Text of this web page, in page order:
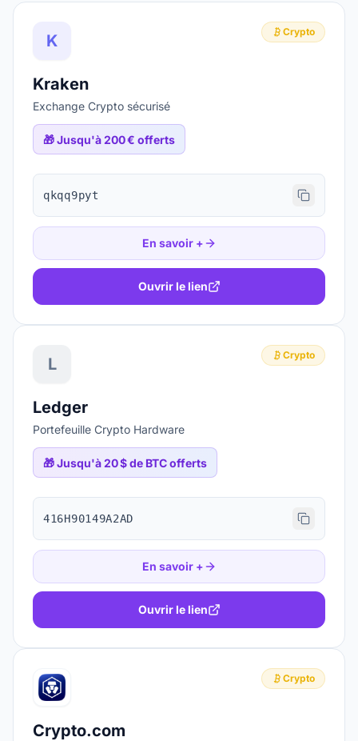
K Crypto
Kraken
Exchange Crypto sécurisé
🎁Jusqu'à 200 € offerts
qkqq9pyt
En savoir +
Ouvrir le lien
L Crypto
Ledger
Portefeuille Crypto Hardware
🎁Jusqu'à 20 $ de BTC offerts
416H90149A2AD
En savoir +
Ouvrir le lien
Crypto
Crypto.com